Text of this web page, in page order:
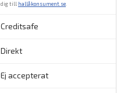
dig till hallåkonsument.se
Creditsafe
Direkt
Ej accepterat